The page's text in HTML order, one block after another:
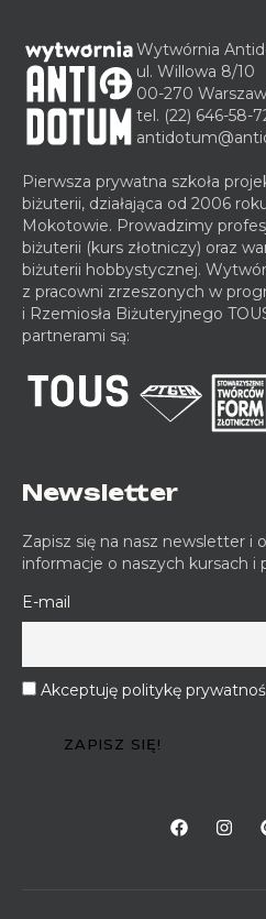
Wytwórnia
ul. Willowa 8/10
00-270
tel. (22) 646-58-
Pierwsza prywatna szkoła
biżuterii, działająca od 2006
Mokotowie. Prowadzimy
biżuterii (kurs złotniczy) oraz
biżuterii hobbystycznej.
z pracowni zrzeszonych w
i Rzemiosła Biżuteryjnego
partnerami są:
Newsletter
Zapisz się na nasz newsletter i
informacje o naszych kursach i
E-mail
Akceptuję politykę